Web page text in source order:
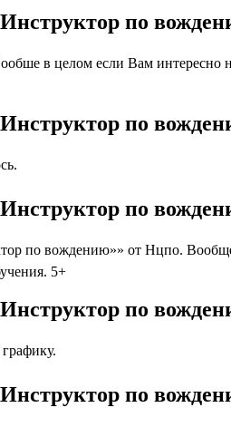
по
в целом если Вам
по
по
по вождению»» от Нцпо.
5+
по
по